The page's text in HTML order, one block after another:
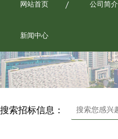
网站首页 公司简介
新闻中心
搜索招标信息：